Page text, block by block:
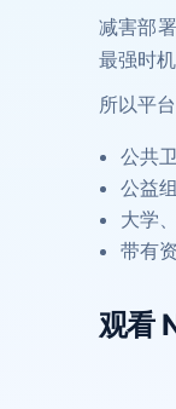
减害部
最强时
所以平
公共
公益
大学
带有
观看